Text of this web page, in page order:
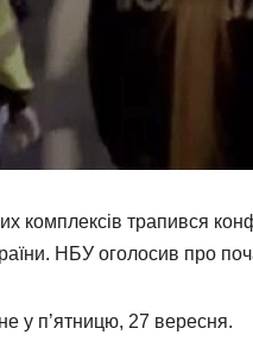
комплексів трапився
НБУ оголосив про
у п’ятницю, 27 вересня.